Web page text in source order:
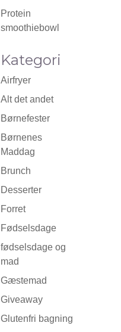
Protein
smoothiebowl
Kategori
Airfryer
Alt det andet
Børnefester
Børnenes
Maddag
Brunch
Desserter
Forret
Fødselsdage
fødselsdage og
mad
Gæstemad
Giveaway
Glutenfri bagning